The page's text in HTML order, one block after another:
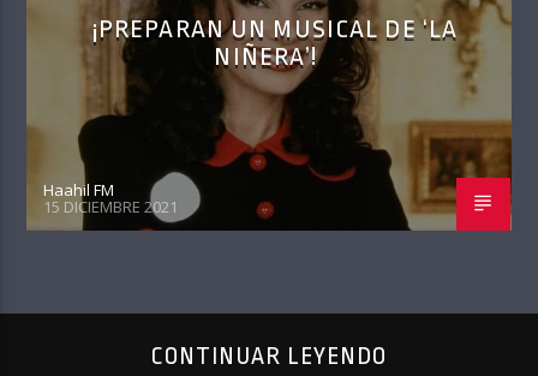
¡PREPARAN UN MUSICAL DE ‘LA
NIÑERA’!
Haahil FM
15 DICIEMBRE 2021
CONTINUAR LEYENDO